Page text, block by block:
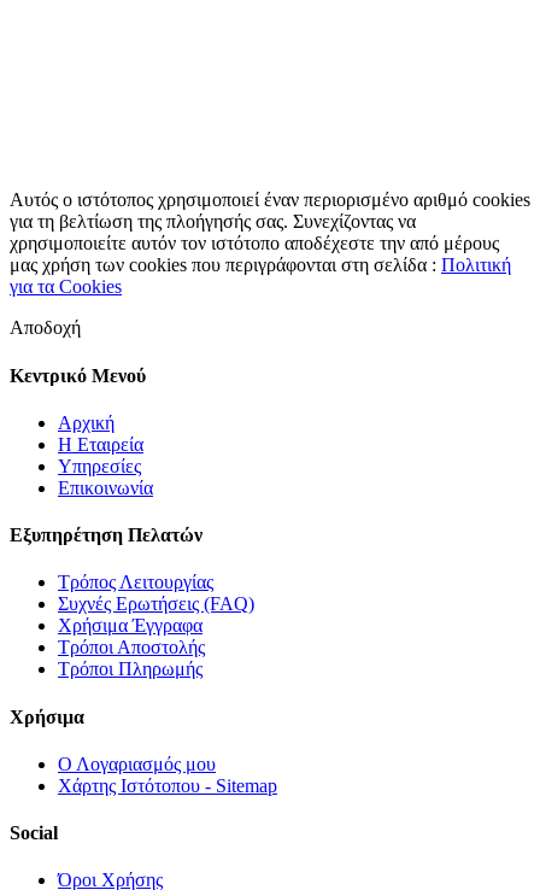
Αυτός ο ιστότοπος χρησιμοποιεί έναν περιορισμένο αριθμό cookies
για τη βελτίωση της πλοήγησής σας. Συνεχίζοντας να
χρησιμοποιείτε αυτόν τον ιστότοπο αποδέχεστε την από μέρους
μας χρήση των cookies που περιγράφονται στη σελίδα : Πολιτική
για τα Cookies
Αποδοχή
Κεντρικό Μενού
Αρχική
Η Εταιρεία
Υπηρεσίες
Επικοινωνία
Εξυπηρέτηση Πελατών
Τρόπος Λειτουργίας
Συχνές Ερωτήσεις (FAQ)
Χρήσιμα Έγγραφα
Τρόποι Αποστολής
Τρόποι Πληρωμής
Χρήσιμα
Ο Λογαριασμός μου
Χάρτης Ιστότοπου - Sitemap
Social
Όροι Χρήσης